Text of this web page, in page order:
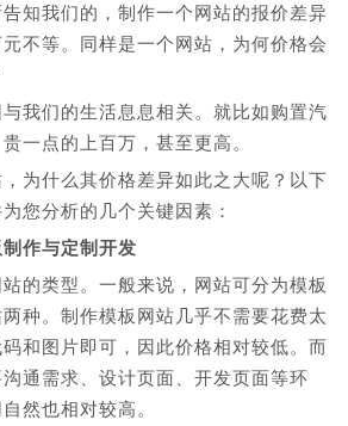
知我们的，制作一个网站的报价差异
不等。同样是一个网站，为何价格会
我们的生活息息相关。就比如购置汽
一点的上百万，甚至更高。
为什么其价格差异如此之大呢？以下
您分析的几个关键因素：
作与定制开发
的类型。一般来说，网站可分为模板
种。制作模板网站几乎不需要花费太
和图片即可，因此价格相对较低。而
通需求、设计页面、开发页面等环
然也相对较高。